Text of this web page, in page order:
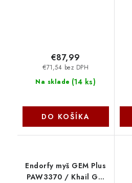
Na sklade (14 ks)
€71,54 bez DPH
€87,99
DO KOŠÍKA
Endorfy myš GEM Plus
PAW3370 / Khail GM